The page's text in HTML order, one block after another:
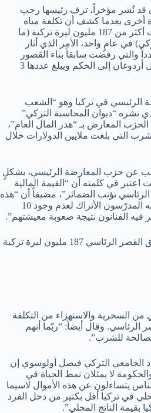
قد نُشر مؤخراً، ترف رئيسها رجب
أخرى بعدما كشف أن تكلفة مياه
الشرب في إحدى قصوره بلغت أكثر من 187 مليون ليرة تركية (ما
أميركي) في عامٍ واحد، الأمر الذي أثار
والتي رفضت سابقاً بناء القصور
الرئاسية التي شُيدت بعد وصول أردوغان إلى الحكم ويبلغ عددها 3
الرئيسي في تركيا وهو “الشعب
نشره “ديوان المحاسبة التركي”
المعارض بـ “هدر المال العام”،
التي بلغت ملايين الدولارات خلال
عن حزب المعارضة الرئيسي، بشكلٍ
اعتبر في كلمته أن “القيمة المالية
تؤنب الضمائر”، مضيفاً أن “هذه
الأموال تُهدر في وقتٍ ينتحر فيه المدرّسون الأتراك لعدم وجود 10
فيه الفنانون نتيجة صعوبة معيشتهم”.
وتابع: “يحدث كل هذا، بينما ينفق القصر الرئاسي 187 مليون ليرة تركية
من السخرية والاستهزاء من التكلفة
الرئاسي. وقال أيضاً: “ربّما أنهم
للشرب”.
الجامعي التركي فيصل أولوسوي إن
لا يمثلان نمط الحياة في
يتساءلون عن هذه الأموال لاسيما
في تركيا أقل بكثير من دخل الفرد
بقيمة الناتج المحلي”.